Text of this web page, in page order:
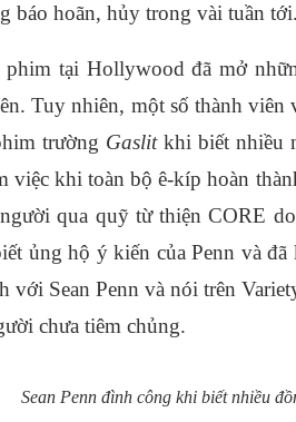
báo hoãn, hủy trong vài tuần tới.
phim tại Hollywood đã mở
Tuy nhiên, một số thành viên
trường Gaslit khi biết nhiều
việc khi toàn bộ ê-kíp hoàn
qua quỹ từ thiện CORE
ủng hộ ý kiến của Penn và
với Sean Penn và nói trên
chưa tiêm chủng.
Sean Penn đình công khi biết nhiều